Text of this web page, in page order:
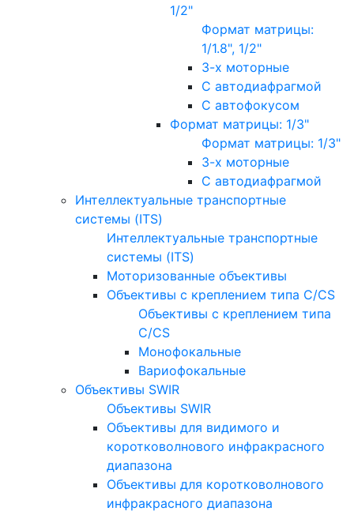
1/2"
Формат матрицы:
1/1.8", 1/2"
3-х моторные
С автодиафрагмой
С автофокусом
Формат матрицы: 1/3"
Формат матрицы: 1/3"
3-х моторные
С автодиафрагмой
Интеллектуальные транспортные
системы (ITS)
Интеллектуальные транспортные
системы (ITS)
Моторизованные объективы
Объективы с креплением типа C/CS
Объективы с креплением типа
C/CS
Монофокальные
Вариофокальные
Объективы SWIR
Объективы SWIR
Объективы для видимого и
коротковолнового инфракрасного
диапазона
Объективы для коротковолнового
инфракрасного диапазона